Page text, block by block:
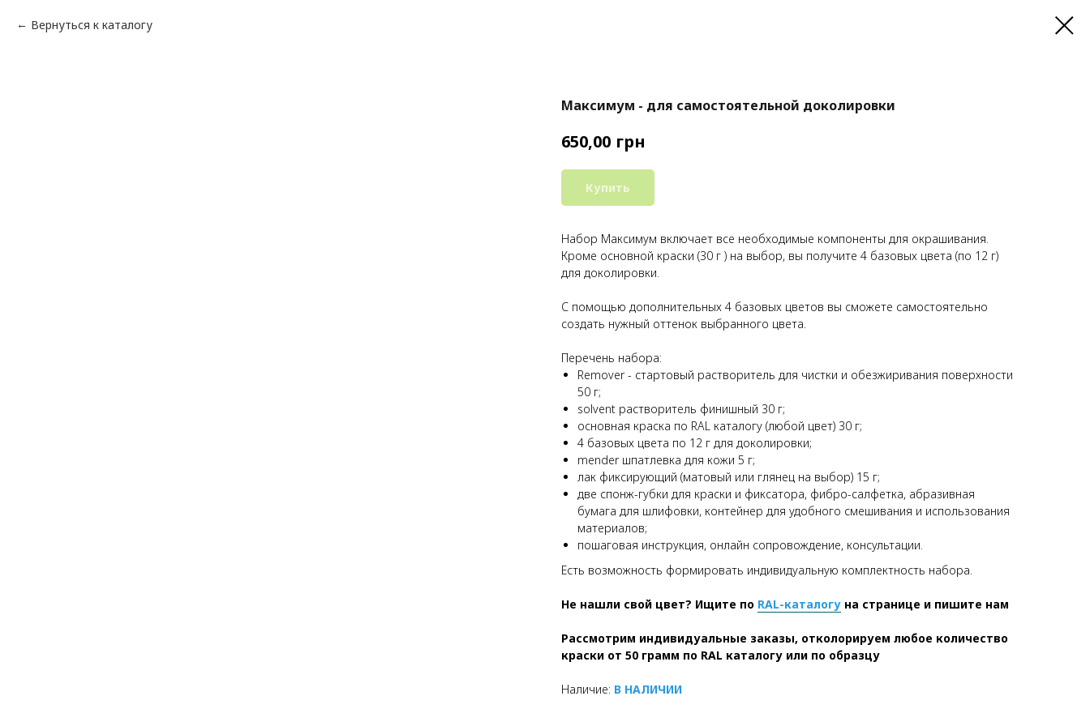
Вернуться к каталогу
Максимум - для самостоятельной доколировки
650,00 грн
Купить
Набор Максимум включает все необходимые компоненты для окрашивания.
Кроме основной краски (30 г ) на выбор, вы получите 4 базовых цвета (по 12 г)
для доколировки.
С помощью дополнительных 4 базовых цветов вы сможете самостоятельно
создать нужный оттенок выбранного цвета.
Перечень набора:
Remover - стартовый растворитель для чистки и обезжиривания поверхности
50 г;
solvent растворитель финишный 30 г;
основная краска по RAL каталогу (любой цвет) 30 г;
4 базовых цвета по 12 г для доколировки;
mender шпатлевка для кожи 5 г;
лак фиксирующий (матовый или глянец на выбор) 15 г;
две спонж-губки для краски и фиксатора, фибро-салфетка, абразивная
бумага для шлифовки, контейнер для удобного смешивания и использования
материалов;
пошаговая инструкция, онлайн сопровождение, консультации.
Есть возможность формировать индивидуальную комплектность набора.
Не нашли свой цвет? Ищите по RAL-каталогу на странице и пишите нам
Рассмотрим индивидуальные заказы, отколорируем любое количество
краски от 50 грамм по RAL каталогу или по образцу
Наличие: В НАЛИЧИИ